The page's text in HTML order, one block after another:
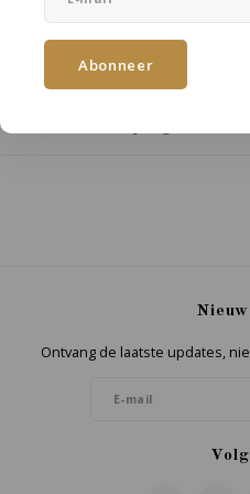
Abonneer
Ontvang de laatste updates,